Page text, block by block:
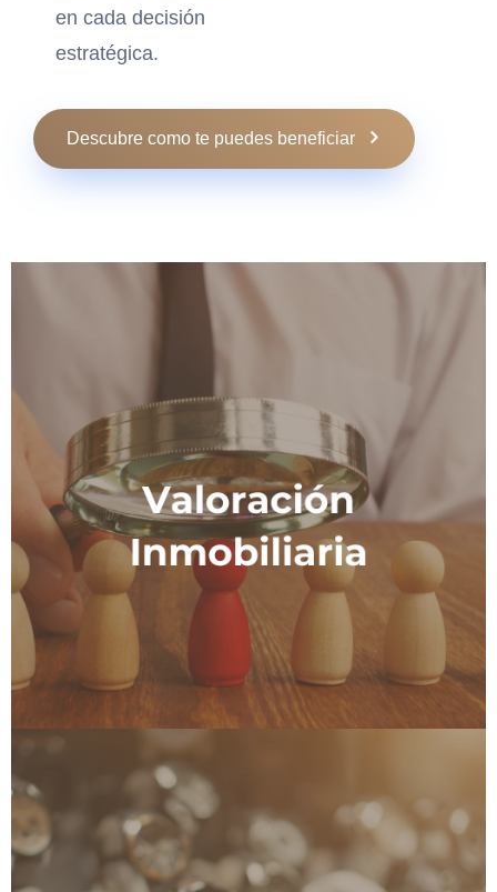
en cada decisión
estratégica.
Descubre como te puedes beneficiar